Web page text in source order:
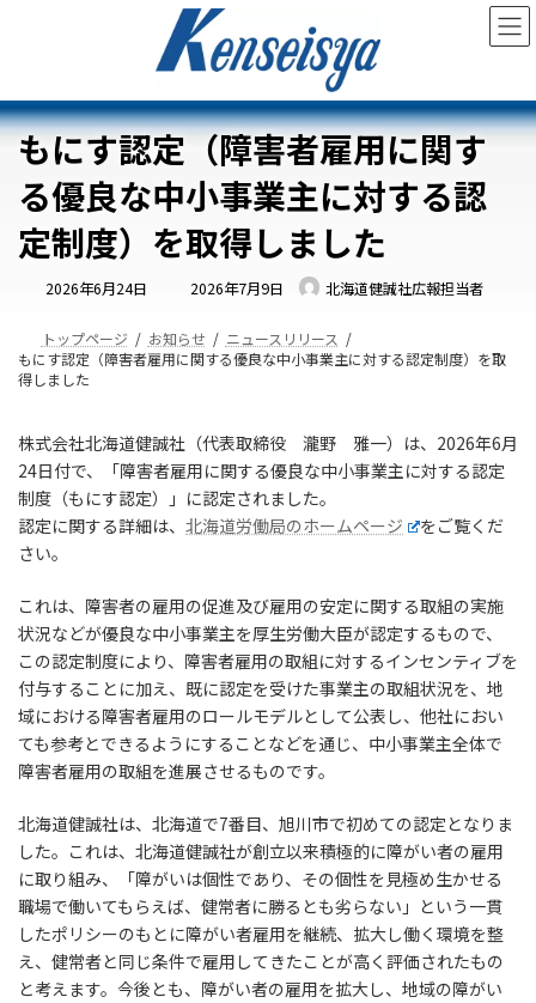
ツ
へ
シ
ョもにす認定（障害者雇用に関す
る優良な中小事業主に対する認
定制度）を取得しました
2026年6月24日 最
終
日
時
:
2026年7月9日 北海道健誠社広報担当者
トップページ お知らせ
ニュースリリース
もにす認定（障害者雇用に関する優良な中小事業主に対する認定制度）を取
得しました
株式会社北海道健誠社（代表取締役 瀧野 雅一）は、2026年6月
24日付で、「障害者雇用に関する優良な中小事業主に対する認定
制度（もにす認定）」に認定されました。
認定に関する詳細は、 北海道労働局のホームページ
をご覧くだ
さい。
これは、障害者の雇用の促進及び雇用の安定に関する取組の実施
状況などが優良な中小事業主を厚生労働大臣が認定するもので、
この認定制度により、障害者雇用の取組に対するインセンティブを
付与することに加え、既に認定を受けた事業主の取組状況を、地
域における障害者雇用のロールモデルとして公表し、他社におい
ても参考とできるようにすることなどを通じ、中小事業主全体で
障害者雇用の取組を進展させるものです。
北海道健誠社は、北海道で7番目、旭川市で初めての認定となりま
した。これは、北海道健誠社が創立以来積極的に障がい者の雇用
に取り組み、「障がいは個性であり、その個性を見極め生かせる
職場で働いてもらえば、健常者に勝るとも劣らない」という一貫
したポリシーのもとに障がい者雇用を継続、拡大し働く環境を整
え、健常者と同じ条件で雇用してきたことが高く評価されたもの
と考えます。今後とも、障がい者の雇用を拡大し、地域の障がい